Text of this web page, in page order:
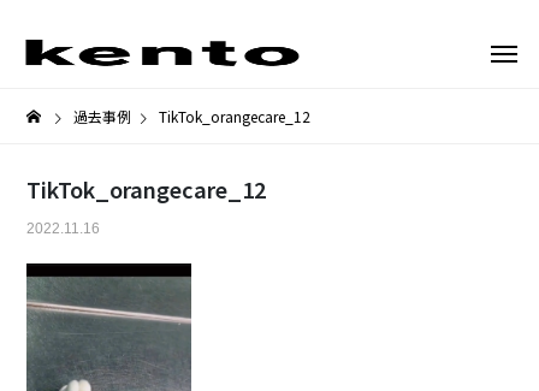
過去事例 TikTok_orangecare_12
TikTok_orangecare_12
2022.11.16